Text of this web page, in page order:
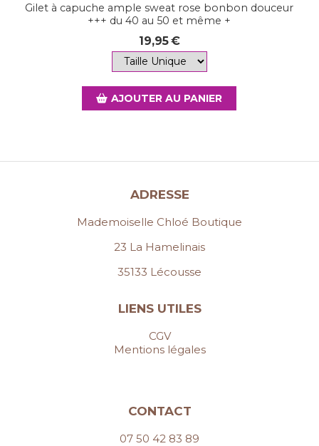
Gilet à capuche ample sweat rose bonbon douceur
+++ du 40 au 50 et même +
19,95€
AJOUTER AU PANIER
ADRESSE
Mademoiselle Chloé Boutique
23 La Hamelinais
35133 Lécousse
LIENS UTILES
CGV
Mentions légales
CONTACT
07 50 42 83 89